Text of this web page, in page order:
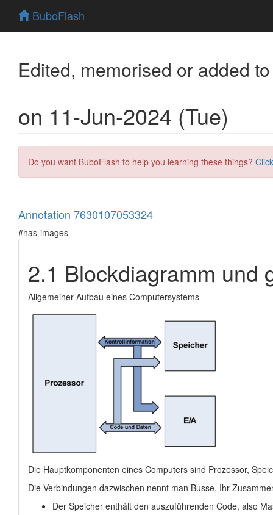
BuboFlash
Edited, memorised or added
on 11-Jun-2024 (Tue)
Do you want BuboFlash to help you learning these things?
Annotation 7630107053324
#has-images
2.1 Blockdiagramm und
Allgemeiner Aufbau eines Computersystems
Die Hauptkomponenten eines Computers sind Prozessor,
Die Verbindungen dazwischen nennt man Busse. Ihr
Der Speicher enthält den auszuführenden Code, also